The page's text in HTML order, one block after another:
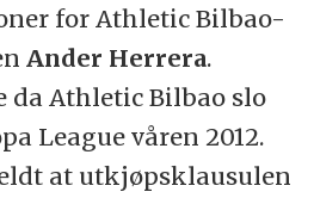
for Athletic Bilbao-
Ander Herrera.
da Athletic Bilbao slo
League våren 2012.
at utkjøpsklausulen